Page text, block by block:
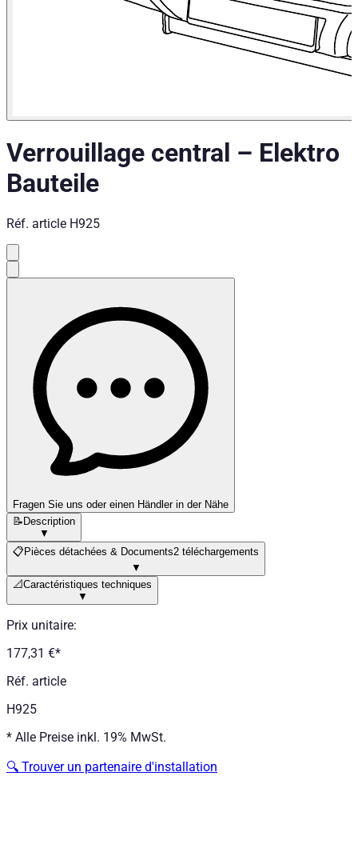
Verrouillage central – Elektro
Bauteile
Réf. article H925
Fragen Sie uns oder einen Händler in der Nähe
📝Description
▼
📋Pièces détachées & Documents2 téléchargements
▼
📐Caractéristiques techniques
▼
Prix unitaire:
177,31 €*
Réf. article
H925
* Alle Preise inkl. 19% MwSt.
🔍 Trouver un partenaire d'installation